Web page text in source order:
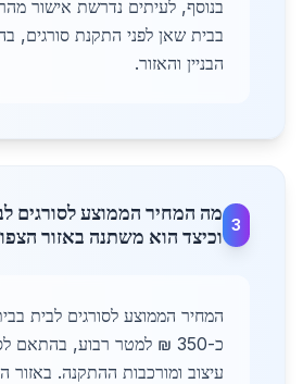
בנוסף, לעיתים נדרשת אישור
בבית שאן לפני התקנת סורגים,
הבניין והאזור.
3
מה המחיר הממוצע לסורגים
וכיצד הוא משתנה באזור
המחיר הממוצע לסורגים לבית
כ-350 ₪ למטר רבוע, בהתאם
עיצוב ומורכבות ההתקנה. באזור